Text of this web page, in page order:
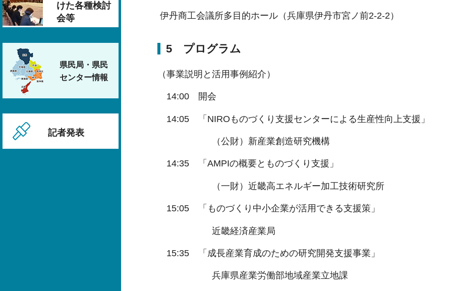
けた各種検討
会等
県民局・県民
センター情報
記者発表
伊丹商工会議所多目的ホール（兵庫県伊丹市宮ノ前2-2-2）
5 プログラム
（事業説明と活用事例紹介）
14:00 開会
14:05 「NIROものづくり支援センターによる生産性向上支援」
（公財）新産業創造研究機構
14:35 「AMPIの概要とものづくり支援」
（一財）近畿高エネルギー加工技術研究所
15:05 「ものづくり中小企業が活用できる支援策」
近畿経済産業局
15:35 「成長産業育成のための研究開発支援事業」
兵庫県産業労働部地域産業立地課